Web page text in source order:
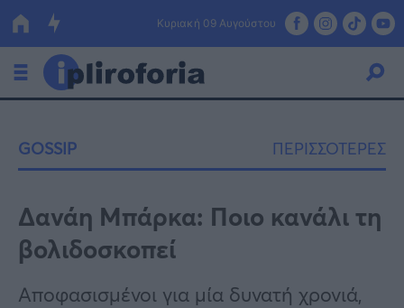
Κυριακή 09 Αυγούστου
Οικονομία
Πολιτική
Τράπεζες
Επιδοτήσεις
Κόσμος
GOSSIP ΠΕΡΙΣΣΟΤΕΡΕΣ
Δανάη Μπάρκα: Ποιο κανάλι τη
βολιδοσκοπεί
Αποφασισμένοι για μία δυνατή χρονιά,